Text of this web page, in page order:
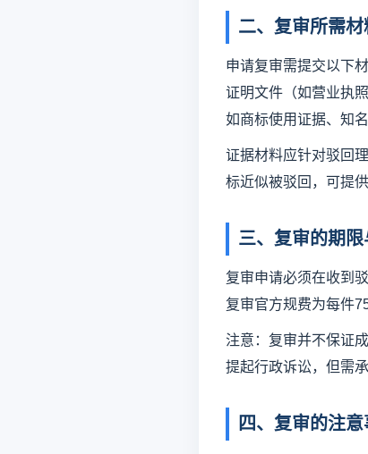
二、复审所需材
申请复审需提交以下
证明文件（如营业执
如商标使用证据、知
证据材料应针对驳回
标近似被驳回，可提
三、复审的期限
复审申请必须在收到
复审官方规费为每件
注意：复审并不保证
提起行政诉讼，但需
四、复审的注意